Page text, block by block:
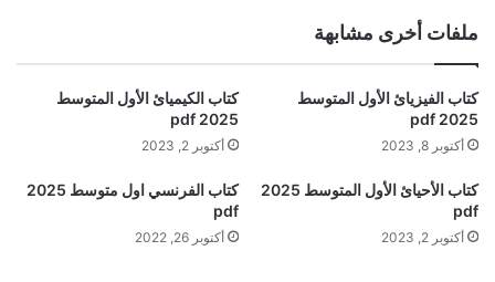
ملفات أخرى مشابهة
كتاب الفيزيائ الأول المتوسط
2025 pdf
أكتوبر 8, 2023
كتاب الكيميائ الأول المتوسط
2025 pdf
أكتوبر 2, 2023
كتاب الأحيائ الأول المتوسط 2025
pdf
أكتوبر 2, 2023
كتاب الفرنسي اول متوسط 2025
pdf
أكتوبر 26, 2022